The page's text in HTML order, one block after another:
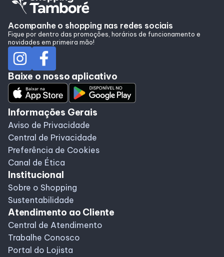
Alimentação
Programa de benefícios
Acompanhe o shopping nas redes sociais
Fique por dentro das promoções, horários de funcionamento e
novidades em primeira mão!
Baixe o nosso aplicativo
Informações Gerais
Aviso de Privacidade
Central de Privacidade
Preferência de Cookies
Canal de Ética
Institucional
Sobre o Shopping
Sustentabilidade
Atendimento ao Cliente
Central de Atendimento
Trabalhe Conosco
Portal do Lojista